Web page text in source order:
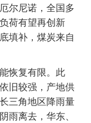
尔尼诺，全国多
荷有望再创新
填补，煤炭来自
恢复有限。此
旧较强，产地供
三角地区降雨量
雨离去，华东、